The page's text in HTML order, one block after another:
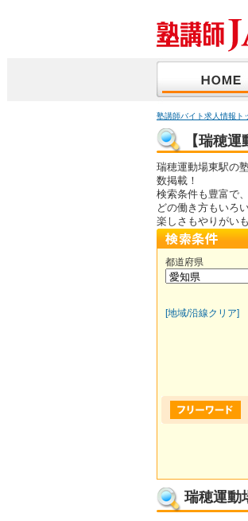
塾講師バイト求人情報ト
【瑞穂
瑞穂運動場東駅の
数掲載！
検索条件も豊富で
どの働き方もいろ
楽しさもやりがい
都道府県
[地域/沿線クリア]
瑞穂運動